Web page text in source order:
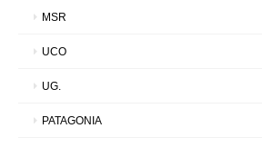
MSR
UCO
UG.
PATAGONIA